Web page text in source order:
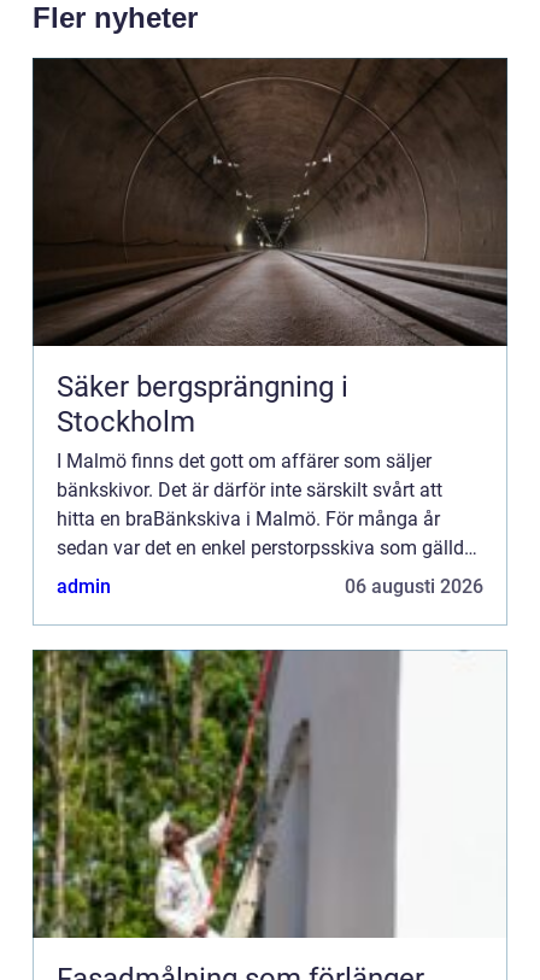
Fler nyheter
Säker bergsprängning i
Stockholm
I Malmö finns det gott om affärer som säljer
bänkskivor. Det är därför inte särskilt svårt att
hitta en braBänkskiva i Malmö. För många år
sedan var det en enkel perstorpsskiva som gällde
när det var dags att lägga in en bänkskiva i köket.
admin 06 augusti 2026